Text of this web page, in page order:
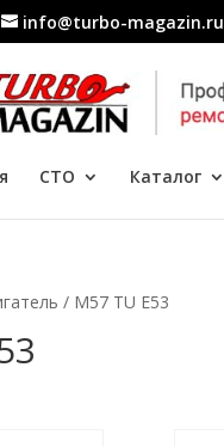
info@turbo-magazin.ru
СТО Каталог
/ M57 TU E53